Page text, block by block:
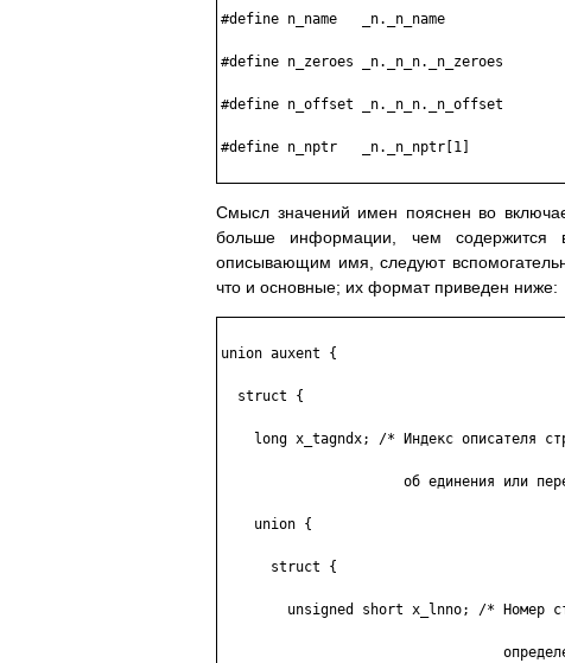
#define n_name   _n._n_name
#define n_zeroes _n._n_n._n_zeroes
#define n_offset _n._n_n._n_offset
#define n_nptr   _n._n_nptr[1]
Смысл значений имен пояснен во
больше информации, чем
описывающим имя, следуют
что и основные; их формат приведен ниже:
union auxent {
  struct {
long x_tagndx; /* Индекс описателя
об единения или
    union {
      struct {
unsigned short x_lnno; /* Номер